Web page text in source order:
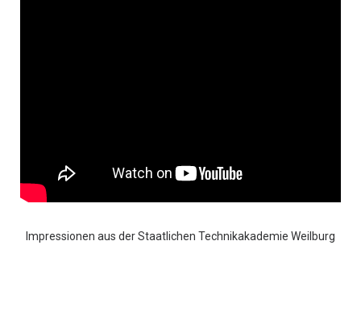
Impressionen aus der Staatlichen Technikakademie Weilburg